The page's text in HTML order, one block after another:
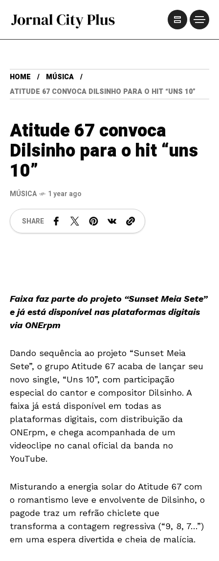
HOME
MÚSICA
ATITUDE 67 CONVOCA DILSINHO PARA O HIT “UNS 10”
Atitude 67 convoca
Dilsinho para o hit “uns
10”
MÚSICA 1 year ago
SHARE
Faixa faz parte do projeto “Sunset Meia Sete”
e já está disponível nas plataformas digitais
via ONErpm
Dando sequência ao projeto “Sunset Meia
Sete”, o grupo Atitude 67 acaba de lançar seu
novo single, “Uns 10”, com participação
especial do cantor e compositor Dilsinho. A
faixa já está disponível em todas as
plataformas digitais, com distribuição da
ONErpm, e chega acompanhada de um
videoclipe no canal oficial da banda no
YouTube.
Misturando a energia solar do Atitude 67 com
o romantismo leve e envolvente de Dilsinho, o
pagode traz um refrão chiclete que
transforma a contagem regressiva (“9, 8, 7…”)
em uma espera divertida e cheia de malícia.